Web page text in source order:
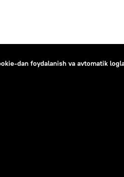
dan foydalanish va avtomatik